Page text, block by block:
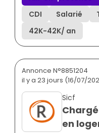
CDI
Salarié
42K-42K/ an
Annonce N°8851204
il y a 23 jours (16/07/
Sicf
en